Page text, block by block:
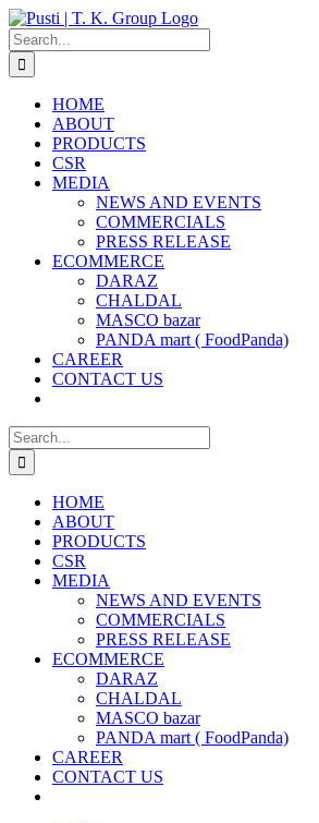
Skip
to
content
Search
for:
HOME
ABOUT
PRODUCTS
CSR
MEDIA
NEWS AND EVENTS
COMMERCIALS
PRESS RELEASE
ECOMMERCE
DARAZ
CHALDAL
MASCO bazar
PANDA mart ( FoodPanda)
CAREER
CONTACT US
Search
for:
HOME
ABOUT
PRODUCTS
CSR
MEDIA
NEWS AND EVENTS
COMMERCIALS
PRESS RELEASE
ECOMMERCE
DARAZ
CHALDAL
MASCO bazar
PANDA mart ( FoodPanda)
CAREER
CONTACT US